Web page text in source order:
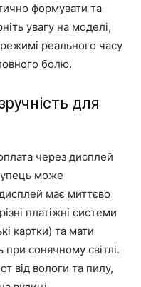
формувати та
увагу на моделі,
режимі реального часу
болю.
для
через дисплей
може
має миттєво
платіжні системи
картки) та мати
сонячному світлі.
від вологи та пилу,